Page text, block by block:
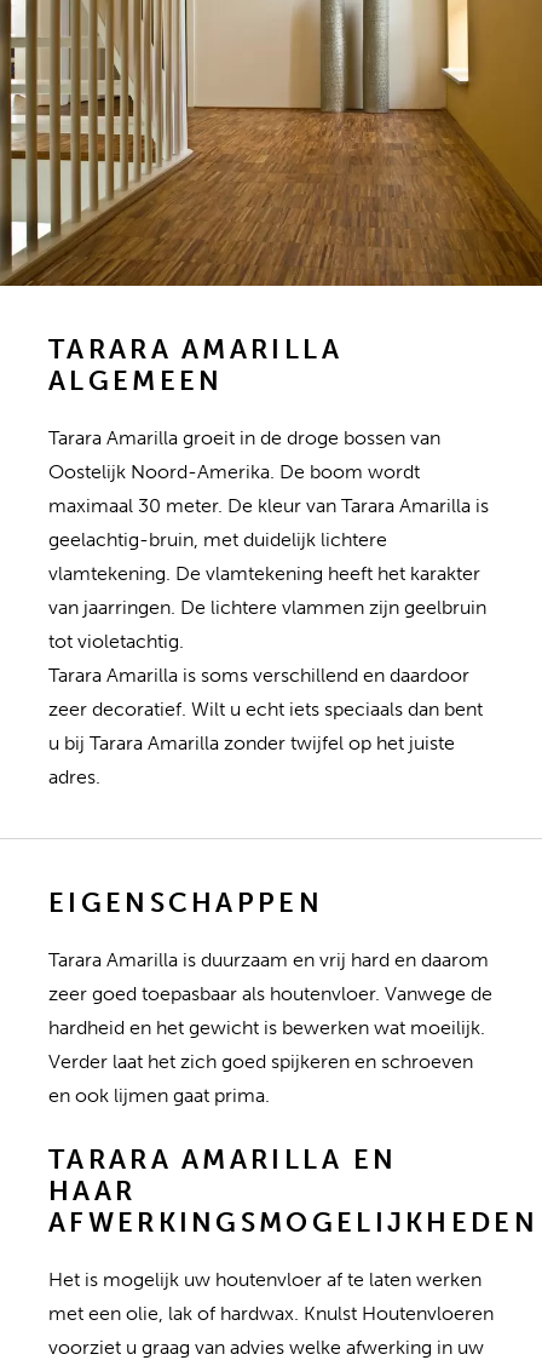
TARARA AMARILLA
ALGEMEEN
Tarara Amarilla groeit in de droge bossen van
Oostelijk Noord-Amerika. De boom wordt
maximaal 30 meter. De kleur van Tarara Amarilla is
geelachtig-bruin, met duidelijk lichtere
vlamtekening. De vlamtekening heeft het karakter
van jaarringen. De lichtere vlammen zijn geelbruin
tot violetachtig.
Tarara Amarilla is soms verschillend en daardoor
zeer decoratief. Wilt u echt iets speciaals dan bent
u bij Tarara Amarilla zonder twijfel op het juiste
adres.
EIGENSCHAPPEN
Tarara Amarilla is duurzaam en vrij hard en daarom
zeer goed toepasbaar als houtenvloer. Vanwege de
hardheid en het gewicht is bewerken wat moeilijk.
Verder laat het zich goed spijkeren en schroeven
en ook lijmen gaat prima.
TARARA AMARILLA EN
HAAR
AFWERKINGSMOGELIJKHEDEN
Het is mogelijk uw houtenvloer af te laten werken
met een olie, lak of hardwax. Knulst Houtenvloeren
voorziet u graag van advies welke afwerking in uw